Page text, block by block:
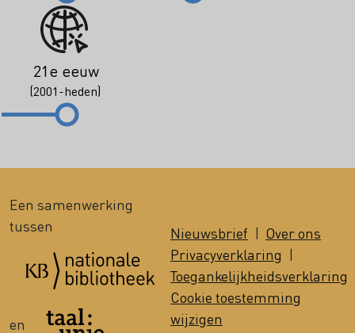
21e eeuw
(2001-heden)
Een samenwerking
tussen
en
Nieuwsbrief | Over ons
Privacyverklaring |
Toegankelijkheidsverklaring
Cookie toestemming
wijzigen